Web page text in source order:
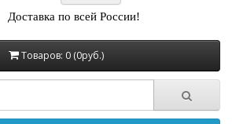
Доставка по всей России!
Товаров: 0 (0руб.)